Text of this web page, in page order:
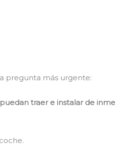
pregunta más urgente:
traer e instalar de